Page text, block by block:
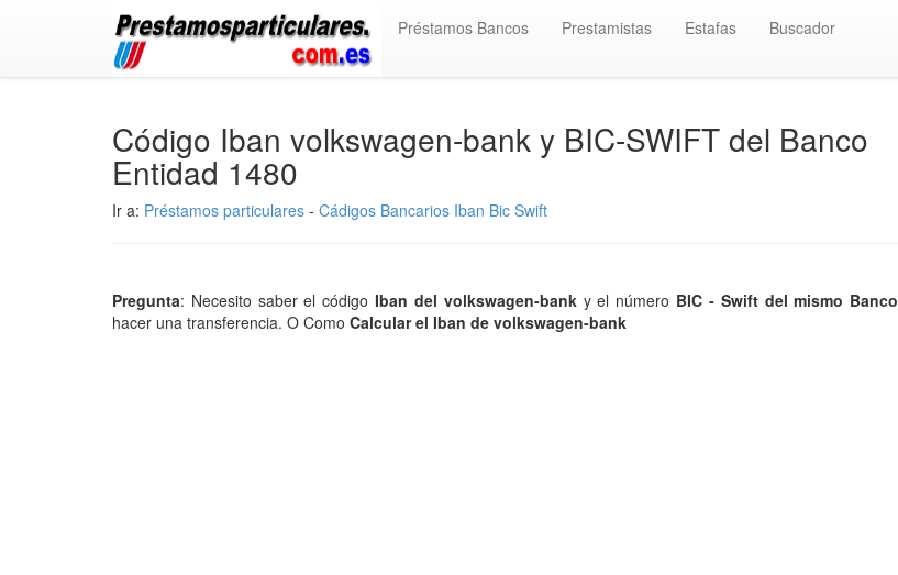
Préstamos Bancos Prestamistas Estafas Buscador
Código Iban volkswagen-bank y BIC-SWIFT del Banco
Entidad 1480
Ir a: Préstamos particulares - Cádigos Bancarios Iban Bic Swift
Pregunta: Necesito saber el códigoIban del volkswagen-bank y el número BIC - Swift del mismo Banco
hacer una transferencia. O Como Calcular el Iban de volkswagen-bank